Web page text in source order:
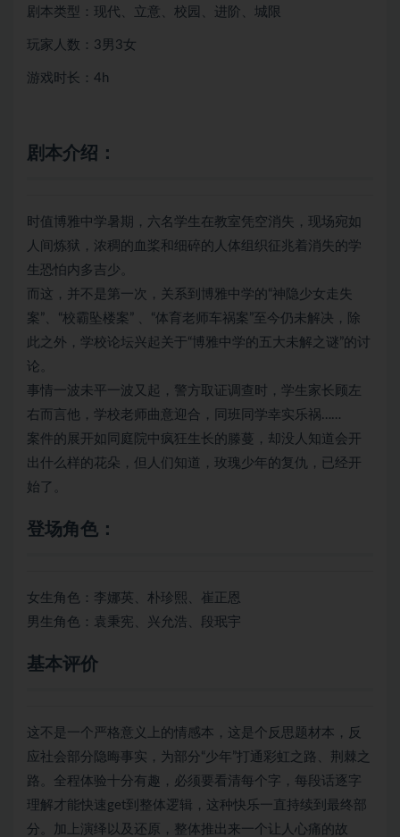
剧本类型：现代、立意、校园、进阶、城限
玩家人数：3男3女
游戏时长：4h
剧本介绍：
时值博雅中学暑期，六名学生在教室凭空消失，现场宛如
人间炼狱，浓稠的血桨和细碎的人体组织征兆着消失的学
生恐怕内多吉少。
而这，并不是第一次，关系到博雅中学的“神隐少女走失
案”、“校霸坠楼案” 、“体育老师车祸案”至今仍未解决，除
此之外，学校论坛兴起关于“博雅中学的五大未解之谜”的讨
论。
事情一波未平一波又起，警方取证调查时，学生家长顾左
右而言他，学校老师曲意迎合，同班同学幸实乐祸……
案件的展开如同庭院中疯狂生长的滕蔓，却没人知道会开
出什么样的花朵，但人们知道，玫瑰少年的复仇，已经开
始了。
登场角色：
女生角色：李娜英、朴珍熙、崔正恩
男生角色：袁秉宪、兴允浩、段珉宇
基本评价
这不是一个严格意义上的情感本，这是个反思题材本，反
应社会部分隐晦事实，为部分“少年”打通彩虹之路、荆棘之
路。全程体验十分有趣，必须要看清每个字，每段话逐字
理解才能快速get到整体逻辑，这种快乐一直持续到最终部
分。加上演绎以及还原，整体推出来一个让人心痛的故